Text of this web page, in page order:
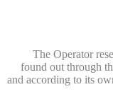
The Operator
found out through
and according to its